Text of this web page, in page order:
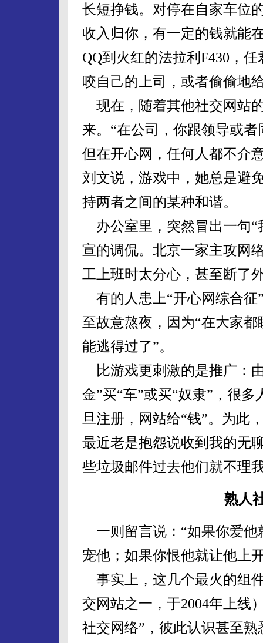
长短挣钱。对停在自家车位
收入归你，有一定的钱就能
QQ到火红的法拉利F430，
咬自己的上司，或者偷偷地
现在，随着其他社交网站
来。“在公司，你跟领导或
但在开心网，任何人都不介
刘文说，游戏中，她总是避
持两者之间的某种和谐。
办公室里，突然冒出一句“
宣的调侃。北京一家主攻网
工上班时太分心，甚至断了
有的人患上“开心网综合征
至故意熬夜，因为“在大家
能逃得过了”。
比游戏更刺激的是推广：
金”买“车”或买“奴隶”，很
旦注册，网站给“钱”。为此
最近老是抱怨说收到我的无
些垃圾邮件过去他们就不理
熟人
一则留言说：“如果你爱他
宠他；如果你恨他就让他上
事实上，这几个最火的组
交网站之一，于2004年上线
社交网络”，彼此认识甚至